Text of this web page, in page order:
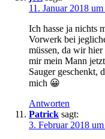
11. Januar 2018
Ich hasse ja nichts
Vorwerk bei
müssen, da wir
mir mein Mann
Sauger geschenkt,
mich 😀
Antworten
Patrick sagt:
3. Februar 2018